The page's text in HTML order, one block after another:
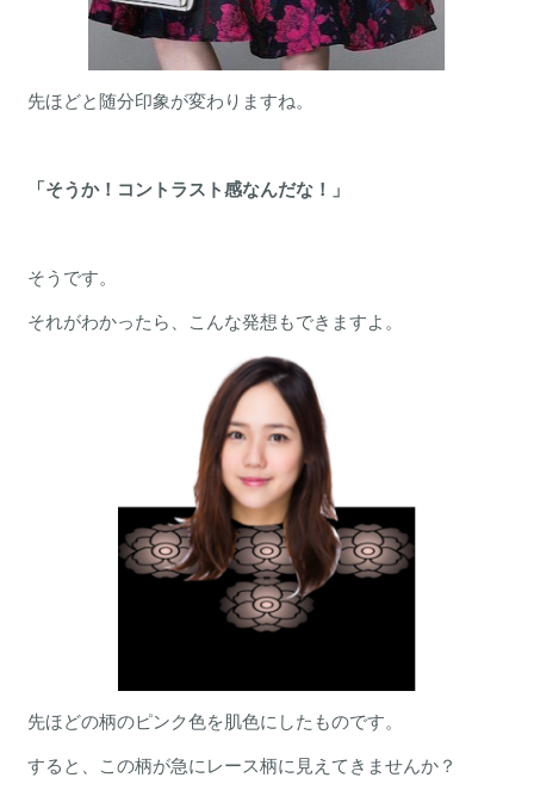
先ほどと随分印象が変わりますね。
「そうか！コントラスト感なんだな！」
そうです。
それがわかったら、こんな発想もできますよ。
先ほどの柄のピンク色を肌色にしたものです。
すると、この柄が急にレース柄に見えてきませんか？